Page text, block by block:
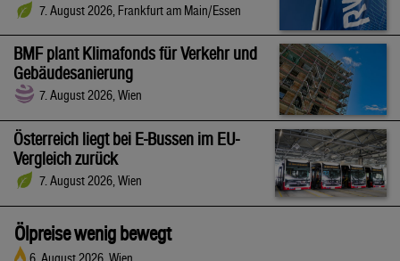
7. August 2026, Frankfurt am Main/Essen
BMF plant Klimafonds für Verkehr und
Gebäudesanierung
7. August 2026, Wien
Österreich liegt bei E-Bussen im EU-
Vergleich zurück
7. August 2026, Wien
Ölpreise wenig bewegt